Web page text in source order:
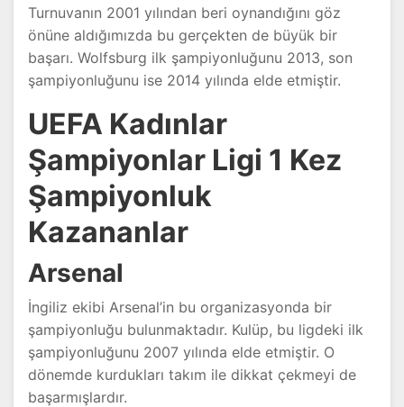
Turnuvanın 2001 yılından beri oynandığını göz
önüne aldığımızda bu gerçekten de büyük bir
başarı. Wolfsburg ilk şampiyonluğunu 2013, son
şampiyonluğunu ise 2014 yılında elde etmiştir.
UEFA Kadınlar
Şampiyonlar Ligi 1 Kez
Şampiyonluk
Kazananlar
Arsenal
İngiliz ekibi Arsenal’in bu organizasyonda bir
şampiyonluğu bulunmaktadır. Kulüp, bu ligdeki ilk
şampiyonluğunu 2007 yılında elde etmiştir. O
dönemde kurdukları takım ile dikkat çekmeyi de
başarmışlardır.